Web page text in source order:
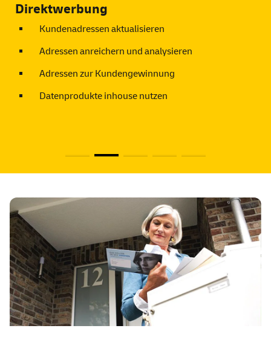
Direktwerbung
Kundenadressen aktualisieren
Adressen anreichern und analysieren
Adressen zur Kundengewinnung
Datenprodukte inhouse nutzen